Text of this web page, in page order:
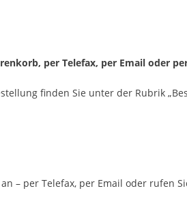
per Telefax, per Email oder
finden Sie unter der Rubrik
– per Telefax, per Email oder rufen